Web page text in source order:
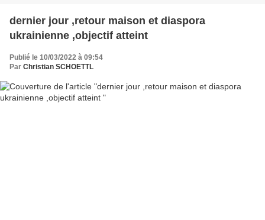
dernier jour ,retour maison et diaspora
ukrainienne ,objectif atteint
Publié le 10/03/2022 à 09:54
Par Christian SCHOETTL